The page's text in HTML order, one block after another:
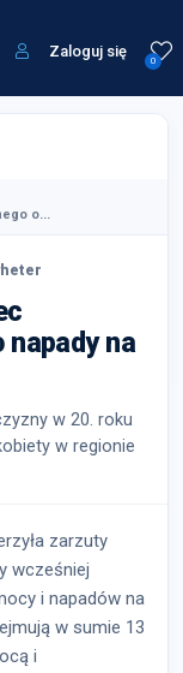
0
Zaloguj się
o...
napady na
w 20. roku
w regionie
zarzuty
wcześniej
i napadów na
w sumie 13
i